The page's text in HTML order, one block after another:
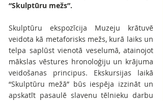
“Skulptūru mežs”.
Skulptūru ekspozīcija Muzeju krātuvē
veidota kā metaforisks mežs, kurā laiks un
telpa saplūst vienotā veselumā, atainojot
mākslas vēstures hronoloģiju un krājuma
veidošanas principus. Ekskursijas laikā
“Skulptūru mežā” būs iespēja izzināt un
apskatīt pasaulē slavenu tēlnieku darbu